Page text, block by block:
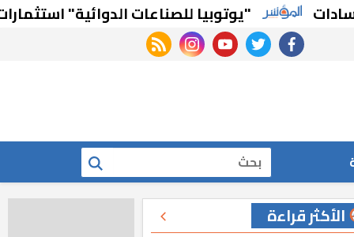
"يوتوبيا للصناعات الدوائية" استثمارات تتجاوز 1.35 مليار جنيه
facebook
twitter
youtube
instagram
rss feed
بحث
الأكثر قراءة